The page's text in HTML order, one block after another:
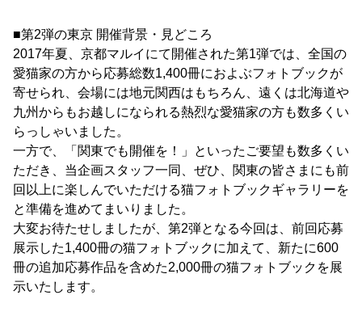
■第2弾の東京 開催背景・見どころ
2017年夏、京都マルイにて開催された第1弾では、全国の
愛猫家の方から応募総数1,400冊におよぶフォトブックが
寄せられ、会場には地元関西はもちろん、遠くは北海道や
九州からもお越しになられる熱烈な愛猫家の方も数多くい
らっしゃいました。
一方で、「関東でも開催を！」といったご要望も数多くい
ただき、当企画スタッフ一同、ぜひ、関東の皆さまにも前
回以上に楽しんでいただける猫フォトブックギャラリーを
と準備を進めてまいりました。
大変お待たせしましたが、第2弾となる今回は、前回応募
展示した1,400冊の猫フォトブックに加えて、新たに600
冊の追加応募作品を含めた2,000冊の猫フォトブックを展
示いたします。